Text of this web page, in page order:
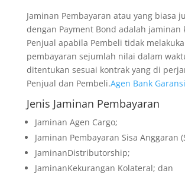
Jaminan Pembayaran atau yang biasa
dengan Payment Bond adalah jaminan
Penjual apabila Pembeli tidak
pembayaran sejumlah nilai dalam
ditentukan sesuai kontrak yang di
Penjual dan Pembeli.Agen Bank
Jenis Jaminan Pembayaran
Jaminan Agen Cargo;
Jaminan Pembayaran Sisa Anggaran
JaminanDistributorship;
JaminanKekurangan Kolateral; dan